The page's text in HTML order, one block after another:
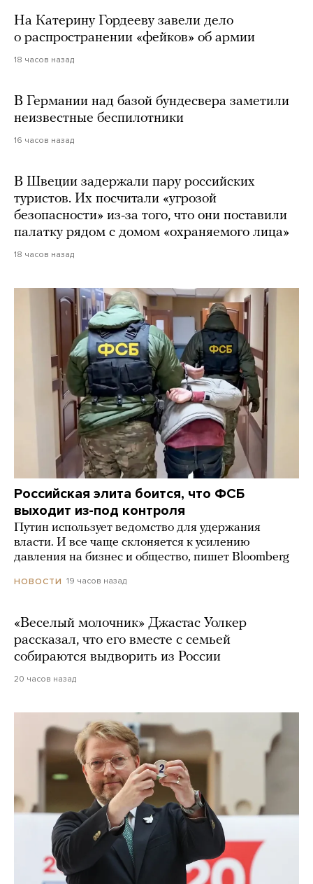
На Катерину Гордееву завели дело
о распространении «фейков» об армии
18 часов назад
В Германии над базой бундесвера заметили
неизвестные беспилотники
16 часов назад
В Швеции задержали пару российских
туристов. Их посчитали «угрозой
безопасности» из-за того, что они поставили
палатку рядом с домом «охраняемого лица»
18 часов назад
Российская элита боится, что ФСБ
выходит из-под контроля
Путин использует ведомство для удержания
власти. И все чаще склоняется к усилению
давления на бизнес и общество, пишет Bloomberg
НОВОСТИ 19 часов назад
«Веселый молочник» Джастас Уолкер
рассказал, что его вместе с семьей
собираются выдворить из России
20 часов назад